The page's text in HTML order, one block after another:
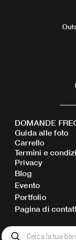
DOMANDE
Guida alle foto
Carrello
Termini e
Privacy
Blog
Evento
Portfolio
Pagina di
Ricerca